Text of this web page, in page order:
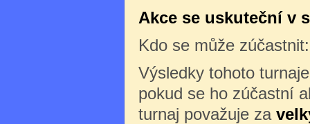
Akce se uskuteční v
Kdo se může
Výsledky tohoto
pokud se ho zúčastní
turnaj považuje za